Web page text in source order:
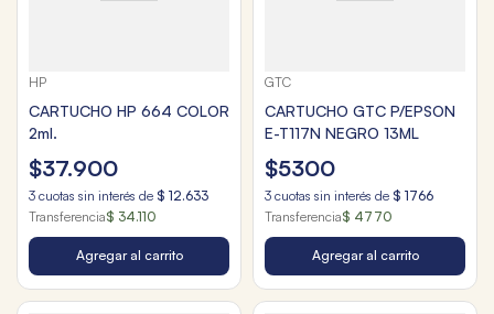
HP
CARTUCHO HP 664 COLOR
2ml.
$37.900
3 cuotas sin interés de $ 12.633
Transferencia$ 34.110
Agregar al carrito
GTC
CARTUCHO GTC P/EPSON
E-T117N NEGRO 13ML
$5300
3 cuotas sin interés de $ 1766
Transferencia$ 4770
Agregar al carrito